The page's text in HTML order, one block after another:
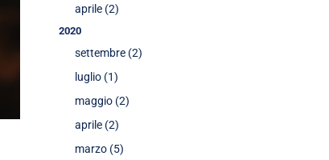
aprile (2)
2020
settembre (2)
luglio (1)
maggio (2)
aprile (2)
marzo (5)